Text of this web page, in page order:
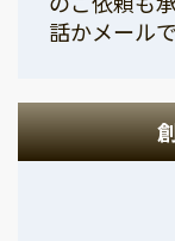
話かメール